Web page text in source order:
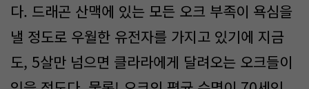
다. 드래곤 산맥에 있는 모든 오크 부족이 욕심을
낼 정도로 우월한 유전자를 가지고 있기에 지금
도, 5살만 넘으면 클라라에게 달려오는 오크들이